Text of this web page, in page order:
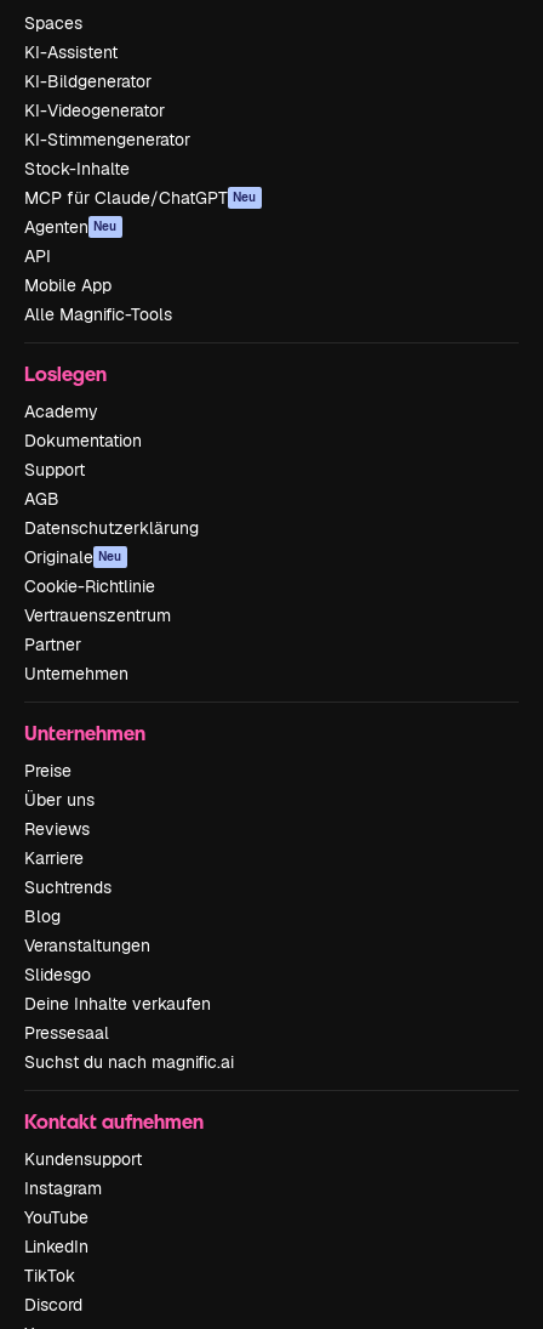
Spaces
KI-Assistent
KI-Bildgenerator
KI-Videogenerator
KI-Stimmengenerator
Stock-Inhalte
MCP für Claude/ChatGPT Neu
Agenten Neu
API
Mobile App
Alle Magnific-Tools
Loslegen
Academy
Dokumentation
Support
AGB
Datenschutzerklärung
Originale Neu
Cookie-Richtlinie
Vertrauenszentrum
Partner
Unternehmen
Unternehmen
Preise
Über uns
Reviews
Karriere
Suchtrends
Blog
Veranstaltungen
Slidesgo
Deine Inhalte verkaufen
Pressesaal
Suchst du nach magnific.ai
Kontakt aufnehmen
Kundensupport
Instagram
YouTube
LinkedIn
TikTok
Discord